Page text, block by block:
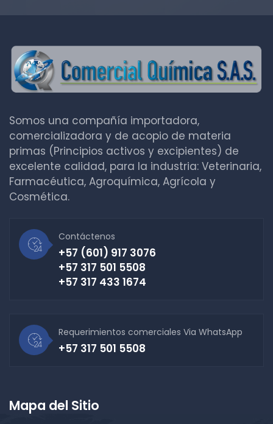
Somos una compañía importadora,
comercializadora y de acopio de materia
primas (Principios activos y excipientes) de
excelente calidad, para la industria: Veterinaria,
Farmacéutica, Agroquímica, Agrícola y
Cosmética.
Contáctenos
+57 (601) 917 3076
+57 317 501 5508
+57 317 433 1674
Requerimientos comerciales Via WhatsApp
+57 317 501 5508
Mapa del Sitio